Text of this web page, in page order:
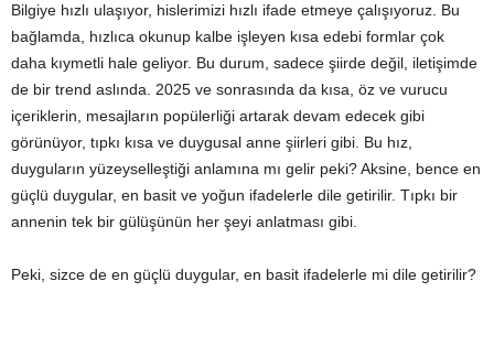
Bilgiye hızlı ulaşıyor, hislerimizi hızlı ifade etmeye çalışıyoruz. Bu
bağlamda, hızlıca okunup kalbe işleyen kısa edebi formlar çok
daha kıymetli hale geliyor. Bu durum, sadece şiirde değil, iletişimde
de bir trend aslında. 2025 ve sonrasında da kısa, öz ve vurucu
içeriklerin, mesajların popülerliği artarak devam edecek gibi
görünüyor, tıpkı kısa ve duygusal anne şiirleri gibi. Bu hız,
duyguların yüzeyselleştiği anlamına mı gelir peki? Aksine, bence en
güçlü duygular, en basit ve yoğun ifadelerle dile getirilir. Tıpkı bir
annenin tek bir gülüşünün her şeyi anlatması gibi.
Peki, sizce de en güçlü duygular, en basit ifadelerle mi dile getirilir?